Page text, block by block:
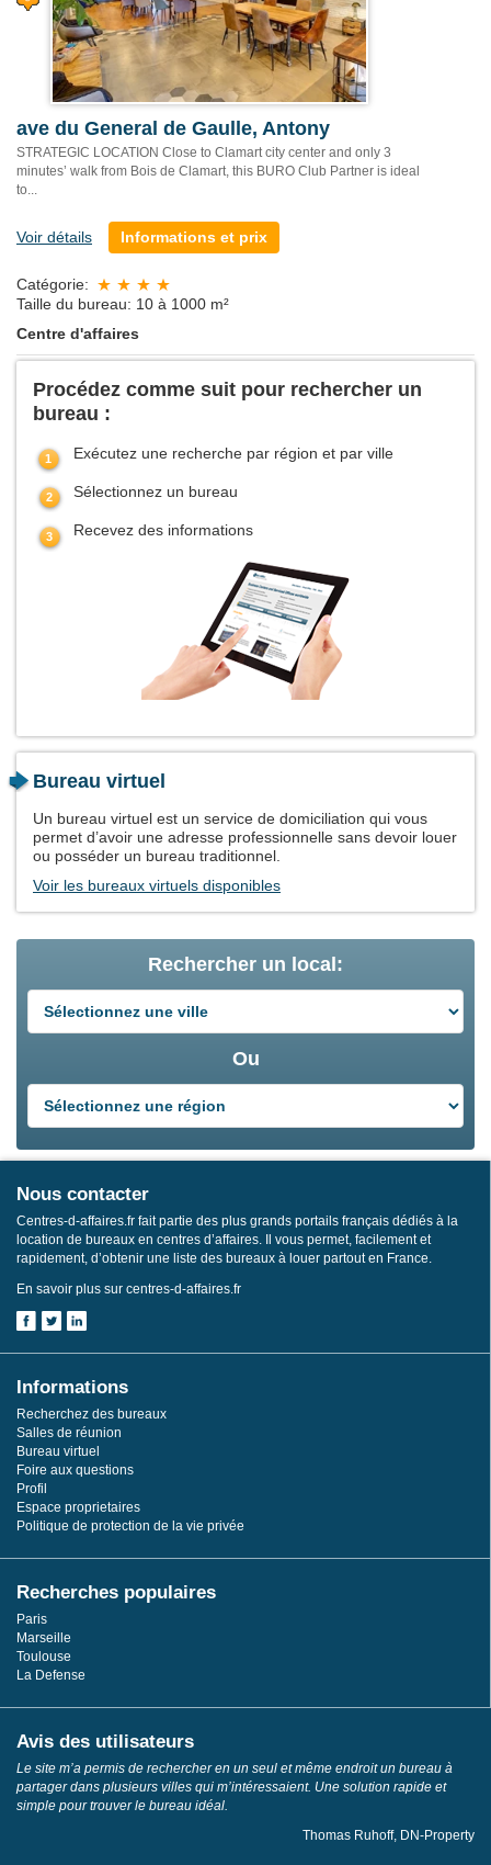
ave du General de Gaulle, Antony
STRATEGIC LOCATION Close to Clamart city center and only 3
minutes’ walk from Bois de Clamart, this BURO Club Partner is ideal
to...
Voir détails Informations et prix
Catégorie:
Taille du bureau: 10 à 1000 m²
Centre d'affaires
Procédez comme suit pour rechercher un
bureau :
Exécutez une recherche par région et par ville
Sélectionnez un bureau
Recevez des informations
Bureau virtuel
Un bureau virtuel est un service de domiciliation qui vous
permet d’avoir une adresse professionnelle sans devoir louer
ou posséder un bureau traditionnel.
Voir les bureaux virtuels disponibles
Rechercher un local:
Ou
Nous contacter
Centres-d-affaires.fr fait partie des plus grands portails français dédiés à la
location de bureaux en centres d’affaires. Il vous permet, facilement et
rapidement, d’obtenir une liste des bureaux à louer partout en France.
En savoir plus sur centres-d-affaires.fr
Informations
Recherchez des bureaux
Salles de réunion
Bureau virtuel
Foire aux questions
Profil
Espace proprietaires
Politique de protection de la vie privée
Recherches populaires
Paris
Marseille
Toulouse
La Defense
Avis des utilisateurs
Le site m’a permis de rechercher en un seul et même endroit un bureau à
partager dans plusieurs villes qui m’intéressaient. Une solution rapide et
simple pour trouver le bureau idéal.
Thomas Ruhoff, DN-Property